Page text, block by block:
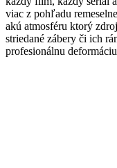
viac z pohľadu
akú atmosféru ktorý
striedané zábery či ich
profesionálnu